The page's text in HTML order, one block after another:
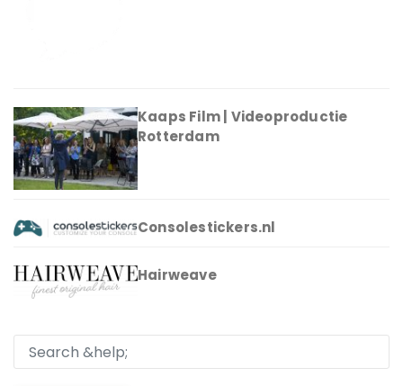
Kaaps Film | Videoproductie
Rotterdam
Consolestickers.nl
Hairweave